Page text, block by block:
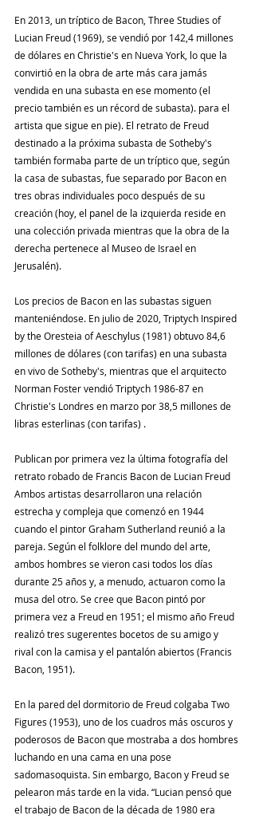
En 2013, un tríptico de Bacon, Three Studies of
Lucian Freud (1969), se vendió por 142,4 millones
de dólares en Christie's en Nueva York, lo que la
convirtió en la obra de arte más cara jamás
vendida en una subasta en ese momento (el
precio también es un récord de subasta). para el
artista que sigue en pie). El retrato de Freud
destinado a la próxima subasta de Sotheby's
también formaba parte de un tríptico que, según
la casa de subastas, fue separado por Bacon en
tres obras individuales poco después de su
creación (hoy, el panel de la izquierda reside en
una colección privada mientras que la obra de la
derecha pertenece al Museo de Israel en
Jerusalén).
Los precios de Bacon en las subastas siguen
manteniéndose. En julio de 2020, Triptych Inspired
by the Oresteia of Aeschylus (1981) obtuvo 84,6
millones de dólares (con tarifas) en una subasta
en vivo de Sotheby's, mientras que el arquitecto
Norman Foster vendió Triptych 1986-87 en
Christie's Londres en marzo por 38,5 millones de
libras esterlinas (con tarifas) .
Publican por primera vez la última fotografía del
retrato robado de Francis Bacon de Lucian Freud
Ambos artistas desarrollaron una relación
estrecha y compleja que comenzó en 1944
cuando el pintor Graham Sutherland reunió a la
pareja. Según el folklore del mundo del arte,
ambos hombres se vieron casi todos los días
durante 25 años y, a menudo, actuaron como la
musa del otro. Se cree que Bacon pintó por
primera vez a Freud en 1951; el mismo año Freud
realizó tres sugerentes bocetos de su amigo y
rival con la camisa y el pantalón abiertos (Francis
Bacon, 1951).
En la pared del dormitorio de Freud colgaba Two
Figures (1953), uno de los cuadros más oscuros y
poderosos de Bacon que mostraba a dos hombres
luchando en una cama en una pose
sadomasoquista. Sin embargo, Bacon y Freud se
pelearon más tarde en la vida. “Lucian pensó que
el trabajo de Bacon de la década de 1980 era